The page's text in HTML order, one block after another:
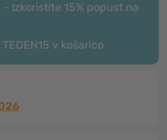
- Izkoristite 15% popust na
TEDEN15 v košarico